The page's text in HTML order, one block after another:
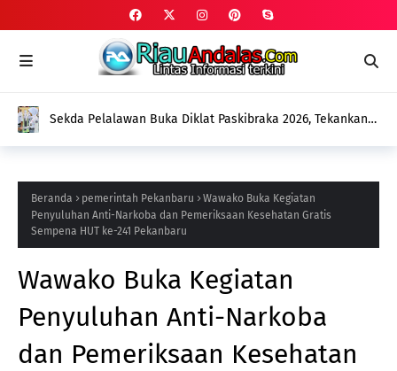
Sekda Pelalawan Buka Diklat Paskibraka 2026, Tekankan
Beranda pemerintah Pekanbaru
Wawako Buka Kegiatan
Penyuluhan Anti-Narkoba dan Pemeriksaan Kesehatan Gratis
Sempena HUT ke-241 Pekanbaru
Wawako Buka Kegiatan
Penyuluhan Anti-Narkoba
dan Pemeriksaan Kesehatan